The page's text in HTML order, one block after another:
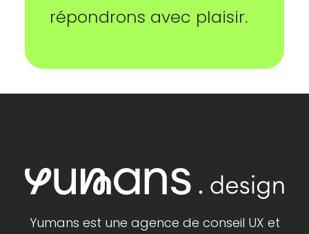
répondrons avec plaisir.
Yumans est une agence de conseil UX et